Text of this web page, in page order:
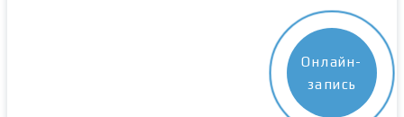
Онлайн-
запись